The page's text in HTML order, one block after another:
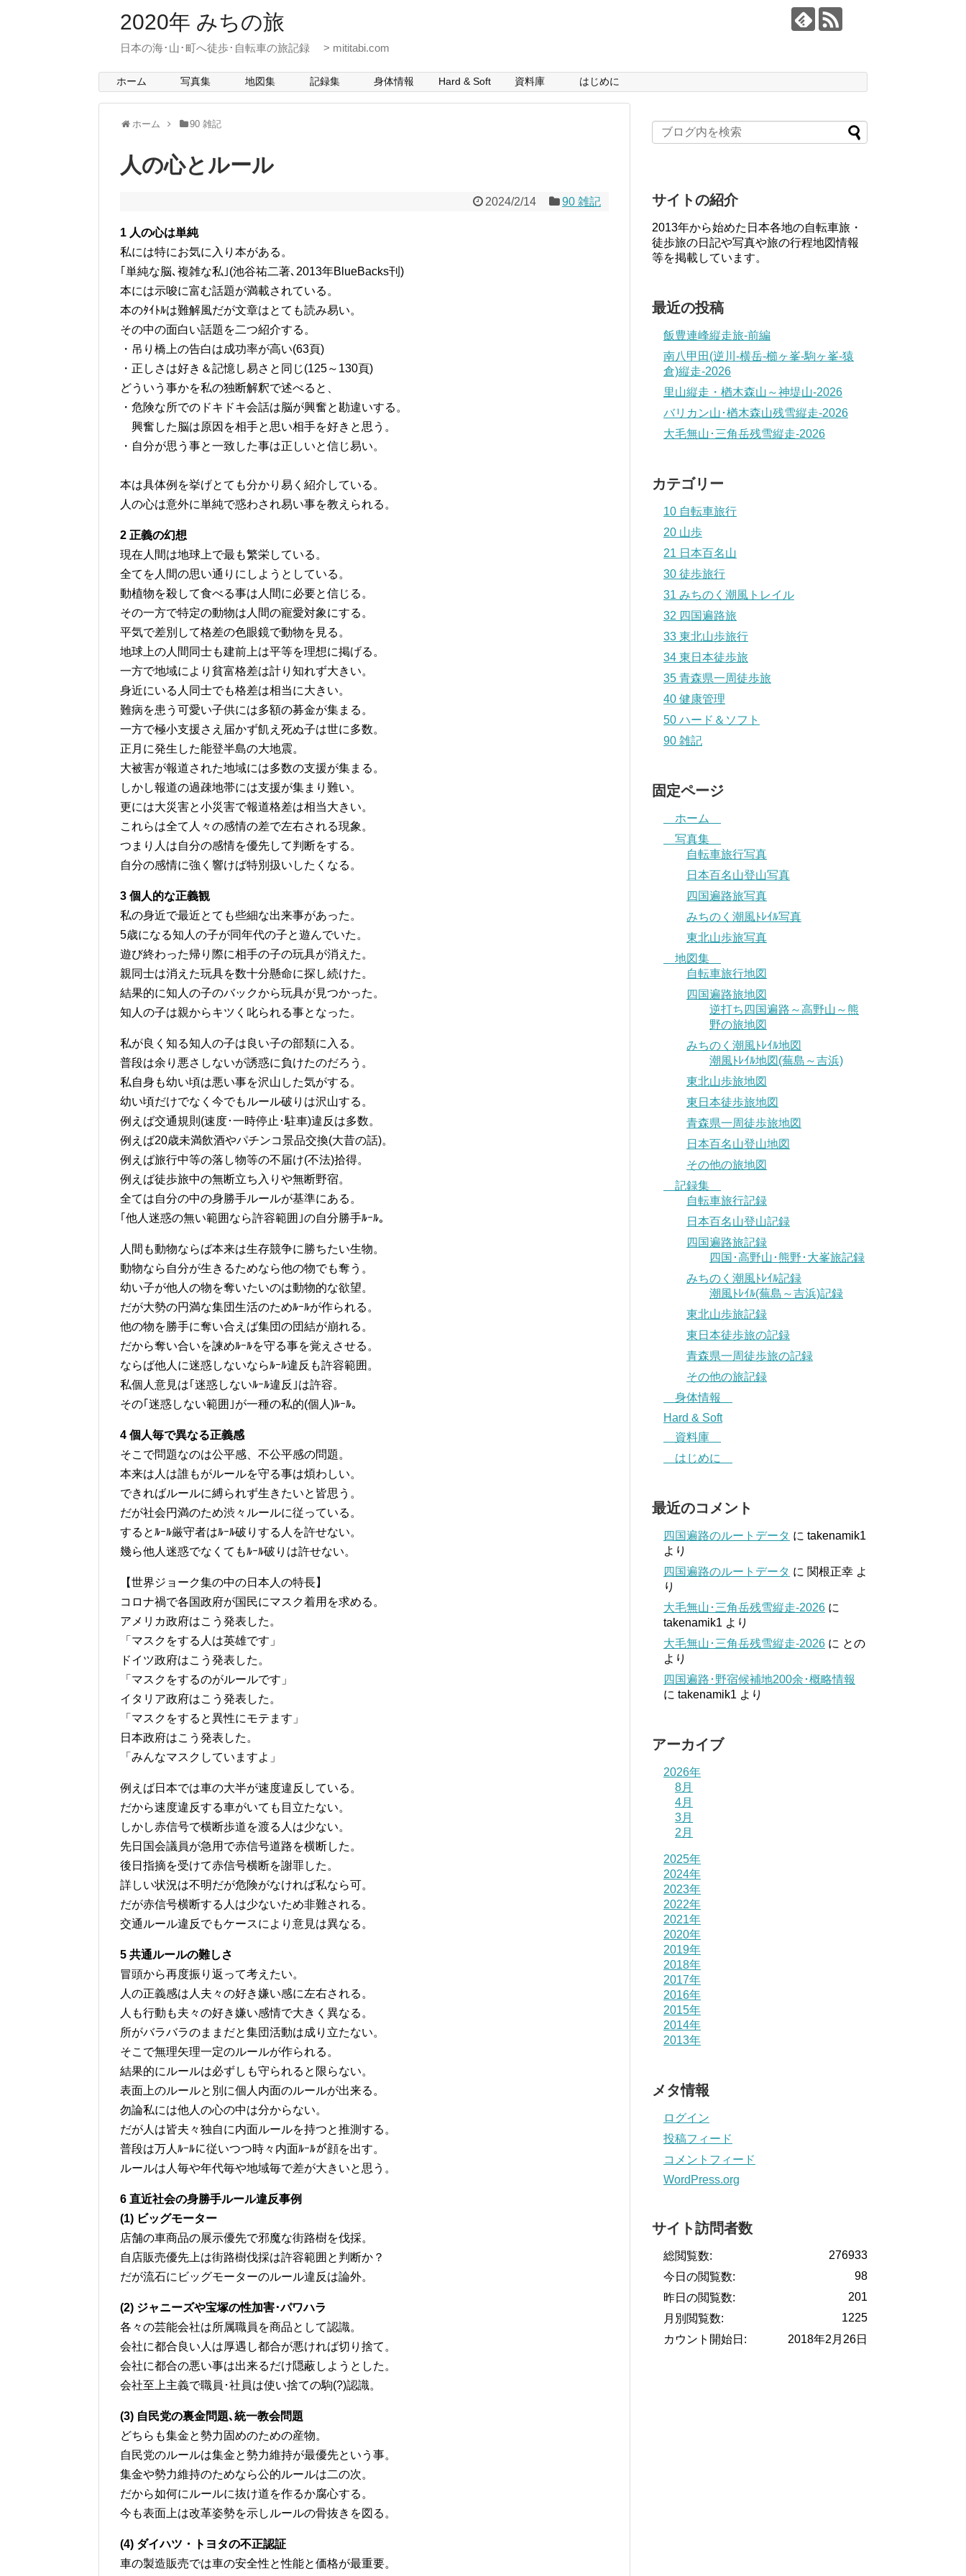
2020年 みちの旅
日本の海･山･町へ徒歩･自転車の旅記録 > mititabi.com
ホーム 写真集 地図集 記録集 身体情報 Hard & Soft 資料庫 はじめに
ホーム 90 雑記
人の心とルール
2024/2/14 90 雑記
1 人の心は単純
私には特にお気に入り本がある。
｢単純な脳､複雑な私｣(池谷祐二著､2013年BlueBacks刊)
本には示唆に富む話題が満載されている。
本のﾀｲﾄﾙは難解風だが文章はとても読み易い。
その中の面白い話題を二つ紹介する。
・吊り橋上の告白は成功率が高い(63頁)
・正しさは好き＆記憶し易さと同じ(125～130頁)
どういう事かを私の独断解釈で述べると、
・危険な所でのドキドキ会話は脳が興奮と勘違いする。
興奮した脳は原因を相手と思い相手を好きと思う。
・自分が思う事と一致した事は正しいと信じ易い。
本は具体例を挙げとても分かり易く紹介している。
人の心は意外に単純で惑わされ易い事を教えられる。
2 正義の幻想
現在人間は地球上で最も繁栄している。
全てを人間の思い通りにしようとしている。
動植物を殺して食べる事は人間に必要と信じる。
その一方で特定の動物は人間の寵愛対象にする。
平気で差別して格差の色眼鏡で動物を見る。
地球上の人間同士も建前上は平等を理想に掲げる。
一方で地域により貧富格差は計り知れず大きい。
身近にいる人同士でも格差は相当に大きい。
難病を患う可愛い子供には多額の募金が集まる。
一方で極小支援さえ届かず飢え死ぬ子は世に多数。
正月に発生した能登半島の大地震。
大被害が報道された地域には多数の支援が集まる。
しかし報道の過疎地帯には支援が集まり難い。
更には大災害と小災害で報道格差は相当大きい。
これらは全て人々の感情の差で左右される現象。
つまり人は自分の感情を優先して判断をする。
自分の感情に強く響けば特別扱いしたくなる。
3 個人的な正義観
私の身近で最近とても些細な出来事があった。
5歳になる知人の子が同年代の子と遊んでいた。
遊び終わった帰り際に相手の子の玩具が消えた。
親同士は消えた玩具を数十分懸命に探し続けた。
結果的に知人の子のバックから玩具が見つかった。
知人の子は親からキツく叱られる事となった。
私が良く知る知人の子は良い子の部類に入る。
普段は余り悪さしないが誘惑に負けたのだろう。
私自身も幼い頃は悪い事を沢山した気がする。
幼い頃だけでなく今でもルール破りは沢山する。
例えば交通規則(速度･一時停止･駐車)違反は多数。
例えば20歳未満飲酒やパチンコ景品交換(大昔の話)。
例えば旅行中等の落し物等の不届け(不法)拾得。
例えば徒歩旅中の無断立ち入りや無断野宿。
全ては自分の中の身勝手ルールが基準にある。
｢他人迷惑の無い範囲なら許容範囲｣の自分勝手ﾙｰﾙ。
人間も動物ならば本来は生存競争に勝ちたい生物。
動物なら自分が生きるためなら他の物でも奪う。
幼い子が他人の物を奪いたいのは動物的な欲望。
だが大勢の円満な集団生活のためﾙｰﾙが作られる。
他の物を勝手に奪い合えば集団の団結が崩れる。
だから奪い合いを諫めﾙｰﾙを守る事を覚えさせる。
ならば他人に迷惑しないならﾙｰﾙ違反も許容範囲。
私個人意見は｢迷惑しないﾙｰﾙ違反｣は許容。
その｢迷惑しない範囲｣が一種の私的(個人)ﾙｰﾙ。
4 個人毎で異なる正義感
そこで問題なのは公平感、不公平感の問題。
本来は人は誰もがルールを守る事は煩わしい。
できればルールに縛られず生きたいと皆思う。
だが社会円満のため渋々ルールに従っている。
するとﾙｰﾙ厳守者はﾙｰﾙ破りする人を許せない。
幾ら他人迷惑でなくてもﾙｰﾙ破りは許せない。
【世界ジョーク集の中の日本人の特長】
コロナ禍で各国政府が国民にマスク着用を求める。
アメリカ政府はこう発表した。
「マスクをする人は英雄です」
ドイツ政府はこう発表した。
「マスクをするのがルールです」
イタリア政府はこう発表した。
「マスクをすると異性にモテます」
日本政府はこう発表した。
「みんなマスクしていますよ」
例えば日本では車の大半が速度違反している。
だから速度違反する車がいても目立たない。
しかし赤信号で横断歩道を渡る人は少ない。
先日国会議員が急用で赤信号道路を横断した。
後日指摘を受けて赤信号横断を謝罪した。
詳しい状況は不明だが危険がなければ私なら可。
だが赤信号横断する人は少ないため非難される。
交通ルール違反でもケースにより意見は異なる。
5 共通ルールの難しさ
冒頭から再度振り返って考えたい。
人の正義感は人夫々の好き嫌い感に左右される。
人も行動も夫々の好き嫌い感情で大きく異なる。
所がバラバラのままだと集団活動は成り立たない。
そこで無理矢理一定のルールが作られる。
結果的にルールは必ずしも守られると限らない。
表面上のルールと別に個人内面のルールが出来る。
勿論私には他人の心の中は分からない。
だが人は皆夫々独自に内面ルールを持つと推測する。
普段は万人ﾙｰﾙに従いつつ時々内面ﾙｰﾙが顔を出す。
ルールは人毎や年代毎や地域毎で差が大きいと思う。
6 直近社会の身勝手ルール違反事例
(1) ビッグモーター
店舗の車商品の展示優先で邪魔な街路樹を伐採。
自店販売優先上は街路樹伐採は許容範囲と判断か？
だが流石にビッグモーターのルール違反は論外。
(2) ジャニーズや宝塚の性加害･パワハラ
各々の芸能会社は所属職員を商品として認識。
会社に都合良い人は厚遇し都合が悪ければ切り捨て。
会社に都合の悪い事は出来るだけ隠蔽しようとした。
会社至上主義で職員･社員は使い捨ての駒(?)認識。
(3) 自民党の裏金問題､統一教会問題
どちらも集金と勢力固めのための産物。
自民党のルールは集金と勢力維持が最優先という事。
集金や勢力維持のためなら公的ルールは二の次。
だから如何にルールに抜け道を作るか腐心する。
今も表面上は改革姿勢を示しルールの骨抜きを図る。
(4) ダイハツ・トヨタの不正認証
車の製造販売では車の安全性と性能と価格が最重要。
サイトの紹介
2013年から始めた日本各地の自転車旅・
徒歩旅の日記や写真や旅の行程地図情報
等を掲載しています。
最近の投稿
飯豊連峰縦走旅-前編
南八甲田(逆川-横岳-櫛ヶ峯-駒ヶ峯-猿
倉)縦走-2026
里山縦走・楢木森山～神堤山-2026
バリカン山･楢木森山残雪縦走-2026
大毛無山･三角岳残雪縦走-2026
カテゴリー
10 自転車旅行
20 山歩
21 日本百名山
30 徒歩旅行
31 みちのく潮風トレイル
32 四国遍路旅
33 東北山歩旅行
34 東日本徒歩旅
35 青森県一周徒歩旅
40 健康管理
50 ハード＆ソフト
90 雑記
固定ページ
ホーム
写真集
自転車旅行写真
日本百名山登山写真
四国遍路旅写真
みちのく潮風ﾄﾚｲﾙ写真
東北山歩旅写真
地図集
自転車旅行地図
四国遍路旅地図
逆打ち四国遍路～高野山～熊
野の旅地図
みちのく潮風ﾄﾚｲﾙ地図
潮風ﾄﾚｲﾙ地図(蕪島～吉浜)
東北山歩旅地図
東日本徒歩旅地図
青森県一周徒歩旅地図
日本百名山登山地図
その他の旅地図
記録集
自転車旅行記録
日本百名山登山記録
四国遍路旅記録
四国･高野山･熊野･大峯旅記録
みちのく潮風ﾄﾚｲﾙ記録
潮風ﾄﾚｲﾙ(蕪島～吉浜)記録
東北山歩旅記録
東日本徒歩旅の記録
青森県一周徒歩旅の記録
その他の旅記録
身体情報
Hard & Soft
資料庫
はじめに
最近のコメント
四国遍路のルートデータ に takenamik1
より
四国遍路のルートデータ に 関根正幸 よ
り
大毛無山･三角岳残雪縦走-2026 に
takenamik1 より
大毛無山･三角岳残雪縦走-2026 に との
より
四国遍路･野宿候補地200余･概略情報
に takenamik1 より
アーカイブ
2026年
8月
4月
3月
2月
2025年
2024年
2023年
2022年
2021年
2020年
2019年
2018年
2017年
2016年
2015年
2014年
2013年
メタ情報
ログイン
投稿フィード
コメントフィード
WordPress.org
サイト訪問者数
276933
総閲覧数:
98
今日の閲覧数:
201
昨日の閲覧数:
1225
月別閲覧数:
2018年2月26日
カウント開始日: